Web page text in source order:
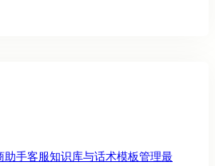
助手客服知识库与话术模板管理最